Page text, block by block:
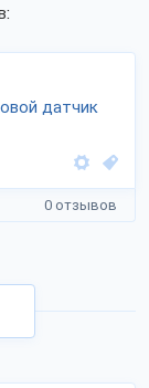
датчик
0 отзывов